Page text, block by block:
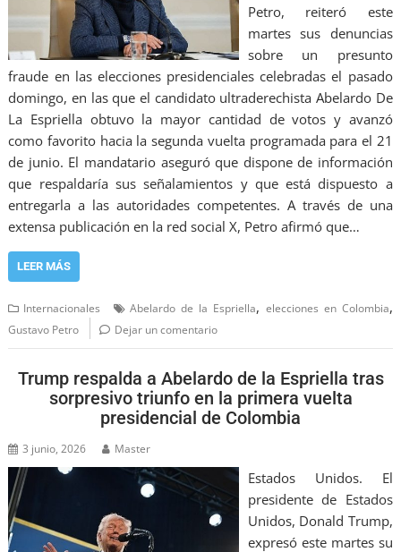
Petro, reiteró este
martes sus denuncias
sobre un presunto
fraude en las elecciones presidenciales celebradas el pasado
domingo, en las que el candidato ultraderechista Abelardo De
La Espriella obtuvo la mayor cantidad de votos y avanzó
como favorito hacia la segunda vuelta programada para el 21
de junio. El mandatario aseguró que dispone de información
que respaldaría sus señalamientos y que está dispuesto a
entregarla a las autoridades competentes. A través de una
extensa publicación en la red social X, Petro afirmó que…
LEER MÁS
Internacionales Abelardo de la Espriella, elecciones en Colombia,
Gustavo Petro Dejar un comentario
Trump respalda a Abelardo de la Espriella tras
sorpresivo triunfo en la primera vuelta
presidencial de Colombia
3 junio, 2026 Master
Estados Unidos. El
presidente de Estados
Unidos, Donald Trump,
expresó este martes su